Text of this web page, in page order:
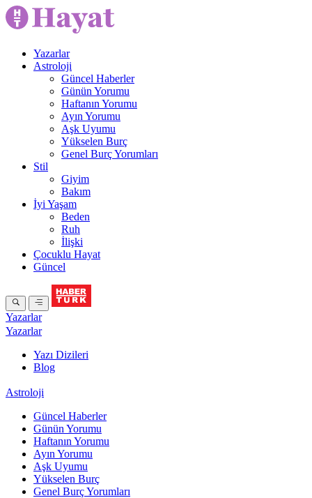
Yazarlar
Astroloji
Güncel Haberler
Günün Yorumu
Haftanın Yorumu
Ayın Yorumu
Aşk Uyumu
Yükselen Burç
Genel Burç Yorumları
Stil
Giyim
Bakım
İyi Yaşam
Beden
Ruh
İlişki
Çocuklu Hayat
Güncel
Yazarlar
Yazarlar
Yazı Dizileri
Blog
Astroloji
Güncel Haberler
Günün Yorumu
Haftanın Yorumu
Ayın Yorumu
Aşk Uyumu
Yükselen Burç
Genel Burç Yorumları